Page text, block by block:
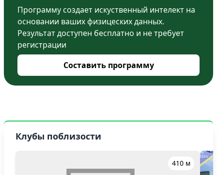
Программу создает искуственный интелект на
основании ваших физицеских данных.
Результат доступен бесплатно и не требует
регистрации
Составить программу
Клубы поблизости
410 м